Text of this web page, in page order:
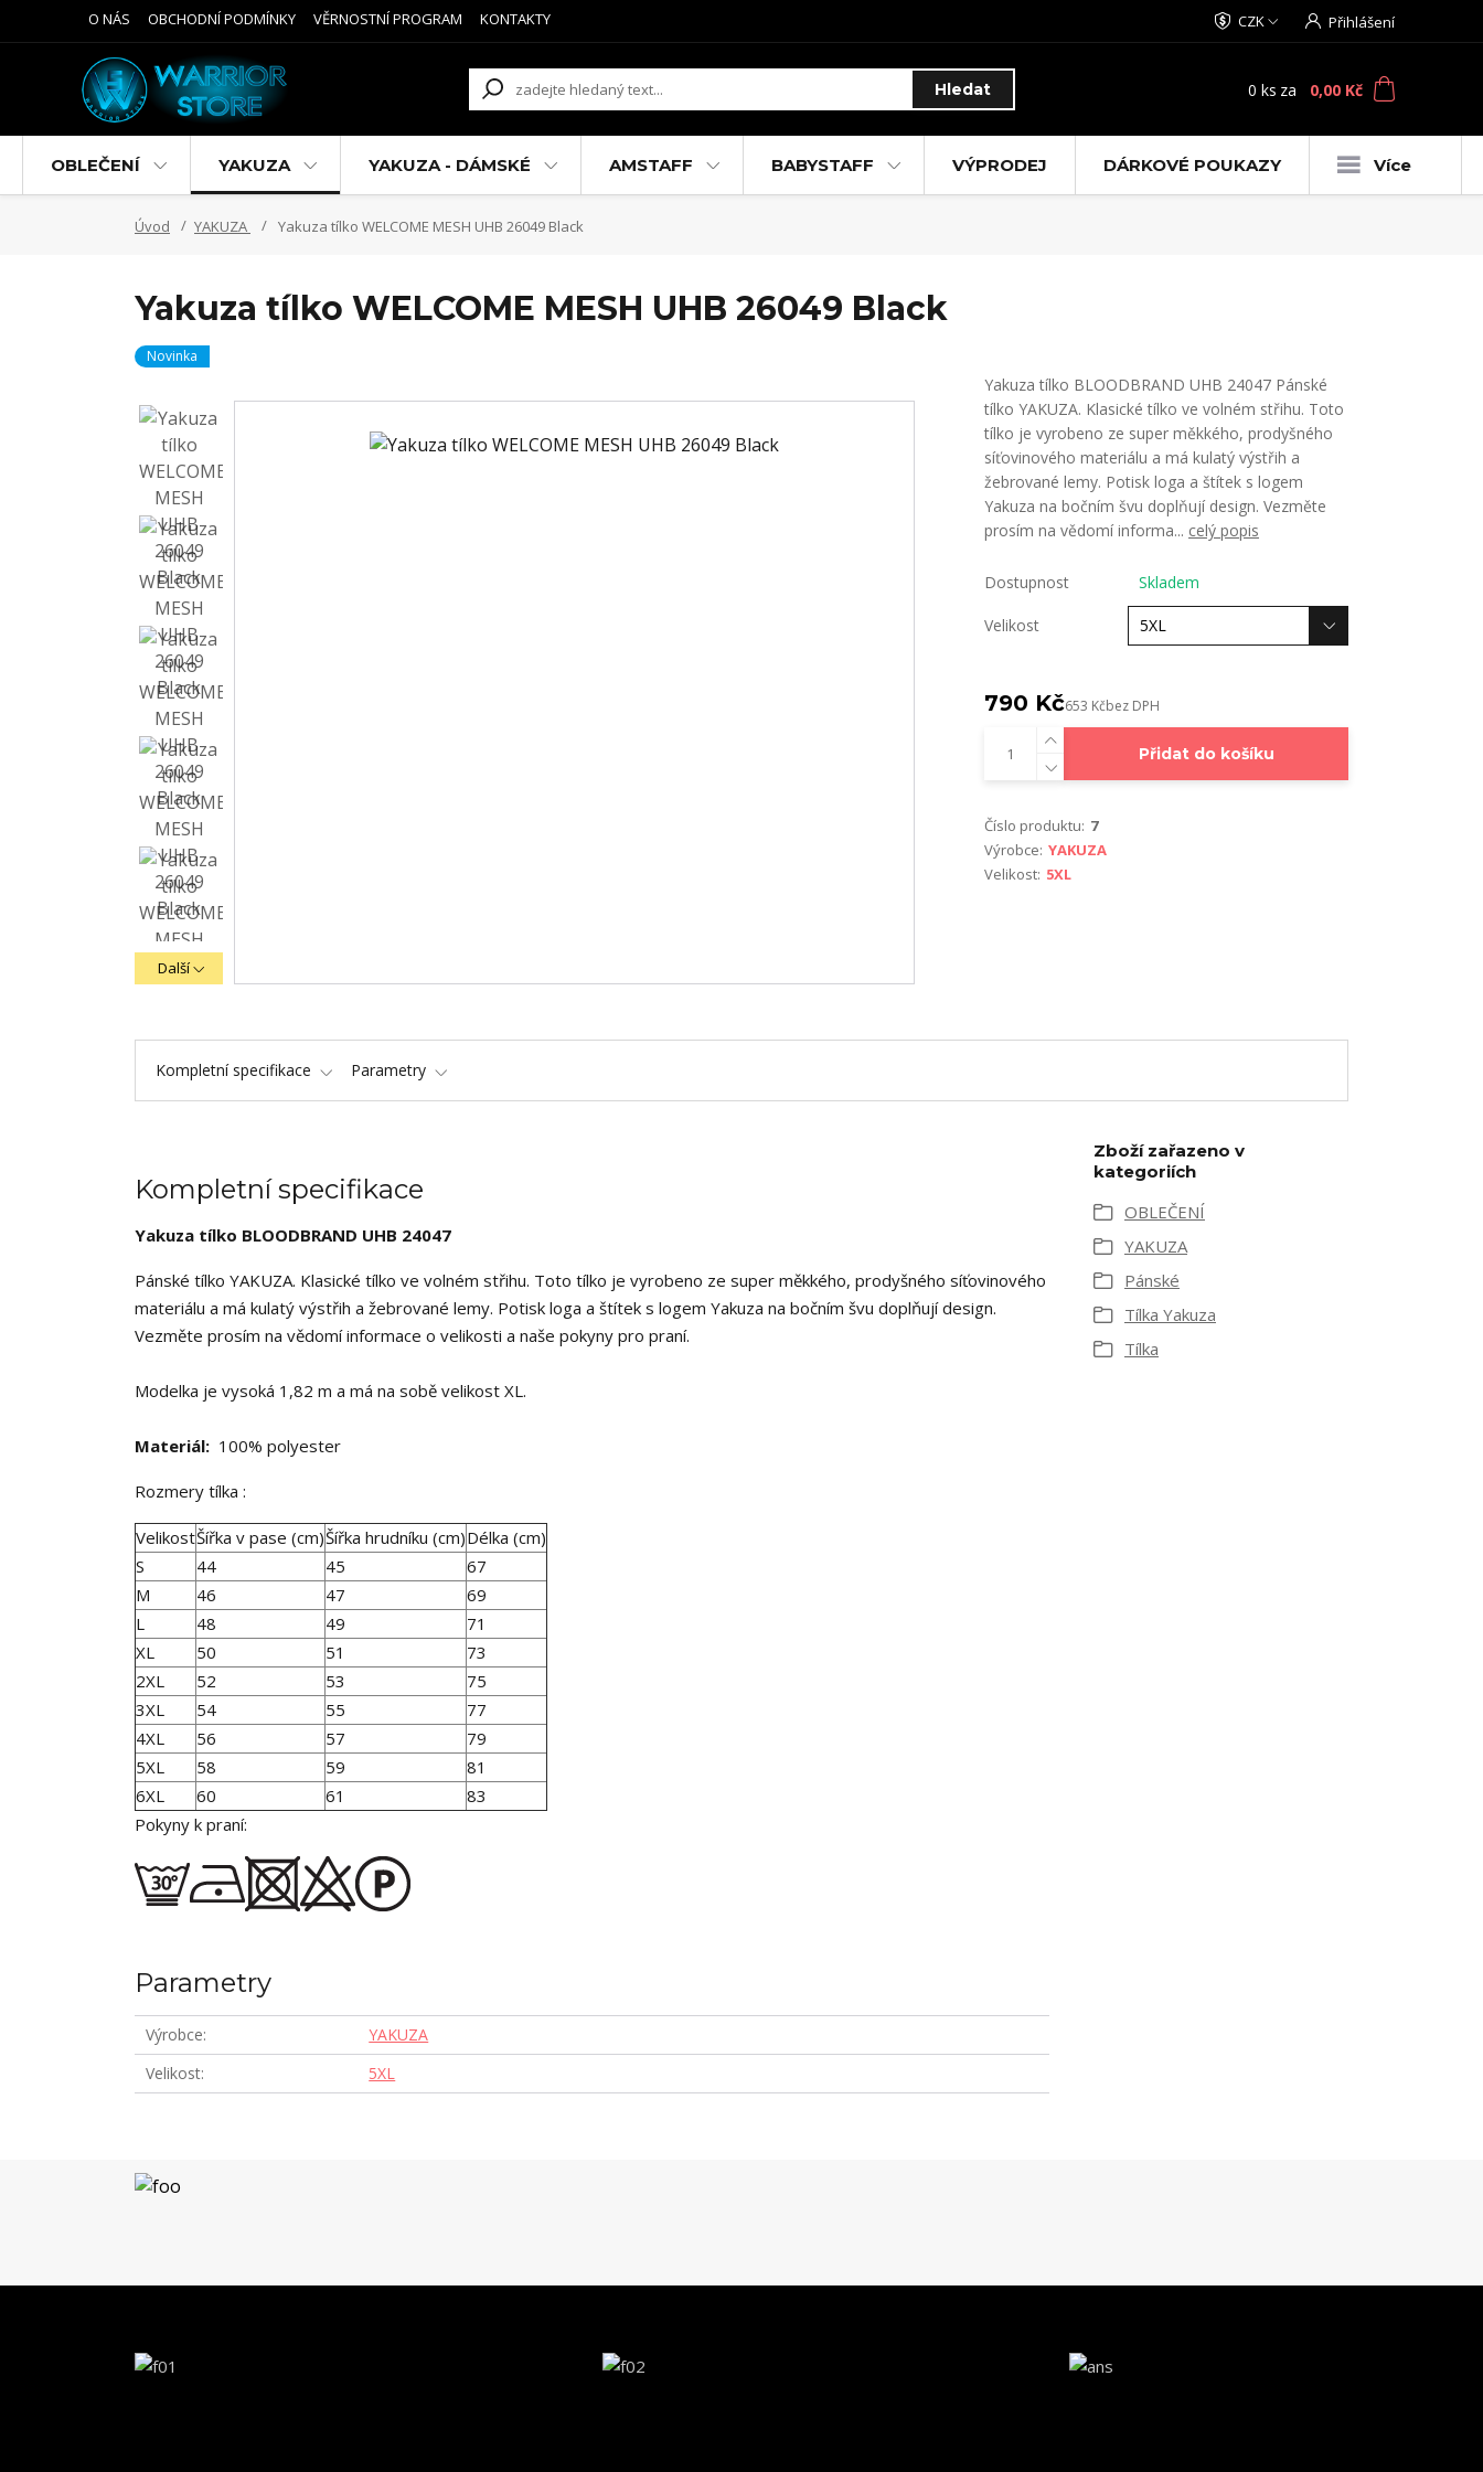
O NÁS OBCHODNÍ PODMÍNKY VĚRNOSTNÍ PROGRAM KONTAKTY CZK Přihlášení
Hledat 0 ks za 0,00 Kč
OBLEČENÍ YAKUZA YAKUZA - DÁMSKÉ AMSTAFF BABYSTAFF VÝPRODEJ DÁRKOVÉ POUKAZY Více
Úvod YAKUZA Yakuza tílko WELCOME MESH UHB 26049 Black
Yakuza tílko WELCOME MESH UHB 26049 Black
Novinka
Další
Yakuza tílko BLOODBRAND UHB 24047 Pánské
tílko YAKUZA. Klasické tílko ve volném střihu. Toto
tílko je vyrobeno ze super měkkého, prodyšného
síťovinového materiálu a má kulatý výstřih a
žebrované lemy. Potisk loga a štítek s logem
Yakuza na bočním švu doplňují design. Vezměte
prosím na vědomí informa... celý popis
Dostupnost Skladem
Velikost
790 Kč653 Kčbez DPH
Přidat do košíku
Číslo produktu: 7
Výrobce: YAKUZA
Velikost: 5XL
Kompletní specifikace Parametry
Kompletní specifikace
Yakuza tílko BLOODBRAND UHB 24047
Pánské tílko YAKUZA. Klasické tílko ve volném střihu. Toto tílko je vyrobeno ze super měkkého, prodyšného síťovinového
materiálu a má kulatý výstřih a žebrované lemy. Potisk loga a štítek s logem Yakuza na bočním švu doplňují design.
Vezměte prosím na vědomí informace o velikosti a naše pokyny pro praní.
Modelka je vysoká 1,82 m a má na sobě velikost XL.
Materiál: 100% polyester
Rozmery tílka :
VelikostŠířka v pase (cm)Šířka hrudníku (cm)Délka (cm)
S
44 45
67
M
46 47
69
L
48 49
71
XL
50 51
73
2XL
52 53
75
3XL
54 55
77
4XL
56 57
79
5XL
58 59
81
6XL
60 61
83
Pokyny k praní:
Parametry
Výrobce
YAKUZA
Velikost
5XL
Zboží zařazeno v
kategoriích
OBLEČENÍ
YAKUZA
Pánské
Tílka Yakuza
Tílka